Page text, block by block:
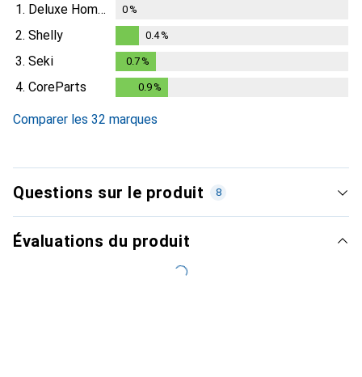
1. Deluxe Homeart 0%
2. Shelly
0.4%
0.4%
3. Seki 0.7 %
4. CoreParts 0.9 %
Comparer les 32 marques
Questions sur le produit 8
Évaluations du produit